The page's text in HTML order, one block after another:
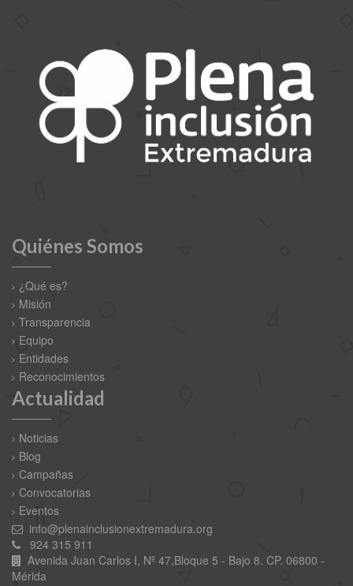
Quiénes Somos
¿Qué es?
Misión
Transparencia
Equipo
Entidades
Reconocimientos
Actualidad
Noticias
Blog
Campañas
Convocatorias
Eventos
info@plenainclusionextremadura.org
924 315 911
Avenida Juan Carlos I, Nº 47,Bloque 5 - Bajo 8. CP. 06800 -
Mérida